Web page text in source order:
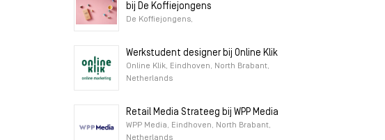
bij De Koffiejongens
De Koffiejongens,
Werkstudent designer bij Online Klik
Online Klik, Eindhoven, North Brabant,
Netherlands
Retail Media Strateeg bij WPP Media
WPP Media, Eindhoven, North Brabant,
Netherlands